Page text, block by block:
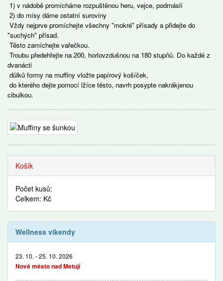
1) v nádobě promícháme rozpuštěnou heru, vejce, podmáslí
2) do mísy dáme ostatní suroviny
Vždy nejprve promíchejte všechny "mokré" přísady a přidejte do
"suchých" přísad.
Těsto zamíchejte vařečkou.
Troubu předehřejte na 200, horlovzdušnou na 180 stupňů. Do každé z
dvanácti
důlků formy na muffiny vložte papírový košíček,
do kterého dejte pomocí lžíce těsto, navrh posypte nakrákjenou
cibulkou.
Košík
Počet kusů:
Celkem: Kč
Wellness víkendy
23. 10. - 25. 10. 2026
Nové město nad Metují